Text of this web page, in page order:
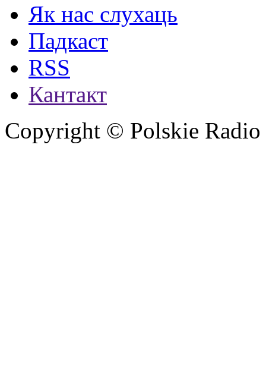
Як нас слухаць
Падкаст
RSS
Кантакт
Copyright © Polskie